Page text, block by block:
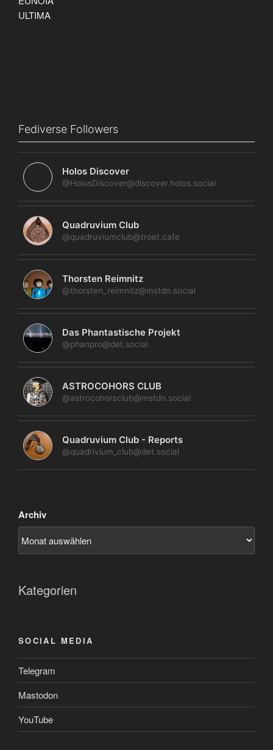
Fediverse Followers
Holos Discover
@HolosDiscover@discover.holos.social
Quadruvium Club
@quadruviumclub@troet.cafe
Thorsten Reimnitz
@thorsten_reimnitz@mstdn.social
Das Phantastische Projekt
@phanpro@det.social
ASTROCOHORS CLUB
@astrocohorsclub@mstdn.social
Quadruvium Club - Reports
@quadrivium_club@det.social
Archiv
Kategorien
SOCIAL MEDIA
Telegram
Mastodon
YouTube